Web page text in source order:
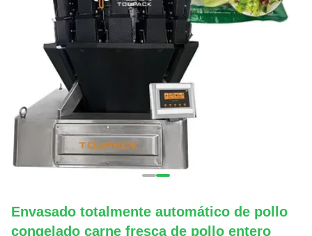
Envasado totalmente automático de pollo
congelado carne fresca de pollo entero